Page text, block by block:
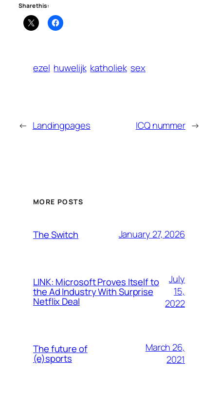
Share this:
ezel huwelijk katholiek sex
← Landingpages ICQ nummer →
MORE POSTS
The Switch January 27, 2026
LINK: Microsoft Proves Itself to
the Ad Industry With Surprise
Netflix Deal
July
15,
2022
The future of
(e)sports
March 26,
2021